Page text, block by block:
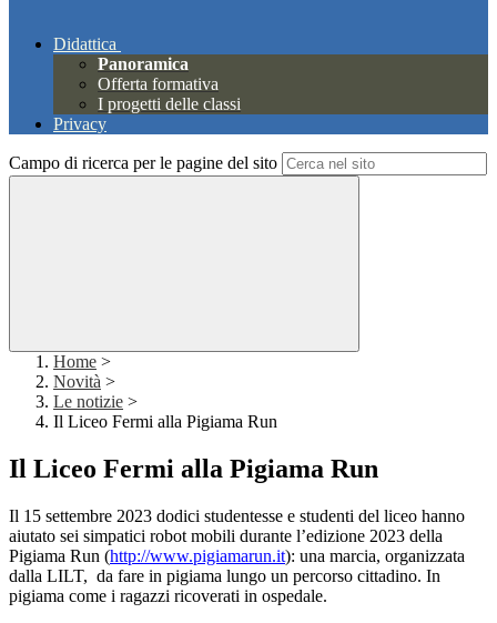
Didattica
Panoramica
Offerta formativa
I progetti delle classi
Privacy
Campo di ricerca per le pagine del sito
Home >
Novità >
Le notizie >
Il Liceo Fermi alla Pigiama Run
Il Liceo Fermi alla Pigiama Run
Il 15 settembre 2023 dodici studentesse e studenti del liceo hanno
aiutato sei simpatici robot mobili durante l’edizione 2023 della
Pigiama Run (http://www.pigiamarun.it): una marcia, organizzata
dalla LILT, da fare in pigiama lungo un percorso cittadino. In
pigiama come i ragazzi ricoverati in ospedale.